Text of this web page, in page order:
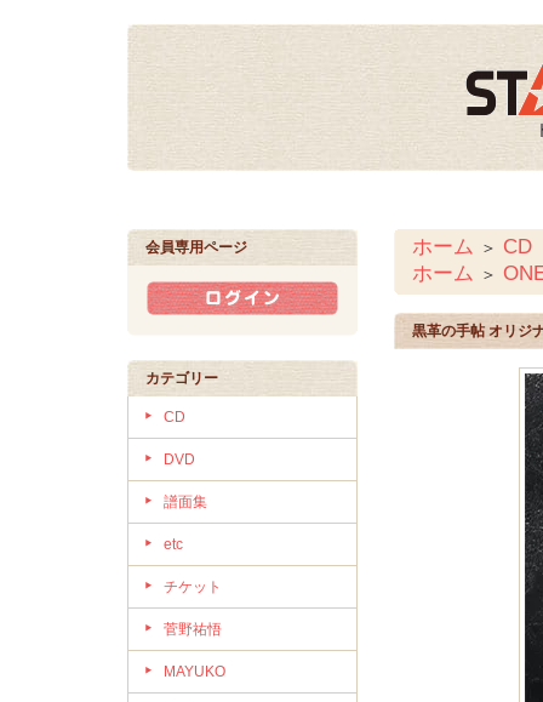
会員専用ページ
カテゴリー
CD
DVD
譜面集
etc
チケット
菅野祐悟
MAYUKO
ホーム ＞ CD
ホーム ＞
黒革の手帖 オリジ